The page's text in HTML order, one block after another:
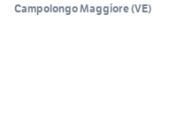
Campolongo Maggiore(VE)